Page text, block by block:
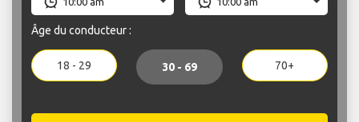
Âge du conducteur :
18 - 29 30 - 69 70+